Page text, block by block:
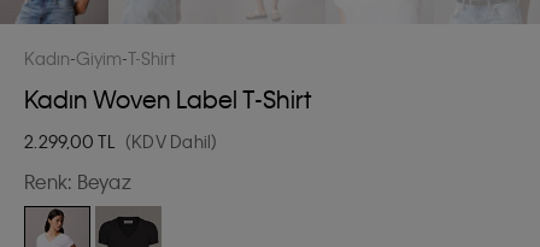
Kadın Giyim T-Shirt
Kadın Woven Label T-Shirt
2.299,00 TL (KDV Dahil)
Renk: Beyaz